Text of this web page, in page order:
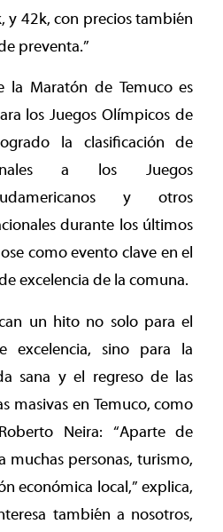
y 42k, con precios también
preventa.”
la Maratón de Temuco es
los Juegos Olímpicos de
la clasificación de
a los Juegos
y otros
durante los últimos
como evento clave en el
excelencia de la comuna.
un hito no solo para el
excelencia, sino para la
sana y el regreso de las
masivas en Temuco, como
Neira: “Aparte de
muchas personas, turismo,
económica local,” explica,
también a nosotros,